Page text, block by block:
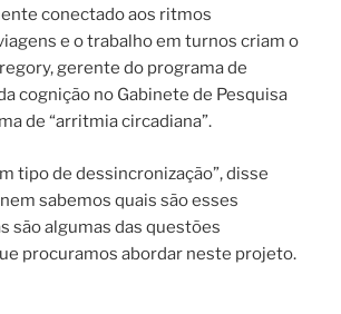
conectado aos ritmos
e o trabalho em turnos criam o
gerente do programa de
cognição no Gabinete de Pesquisa
de “arritmia circadiana”.
tipo de dessincronização”, disse
sabemos quais são esses
são algumas das questões
procuramos abordar neste projeto.